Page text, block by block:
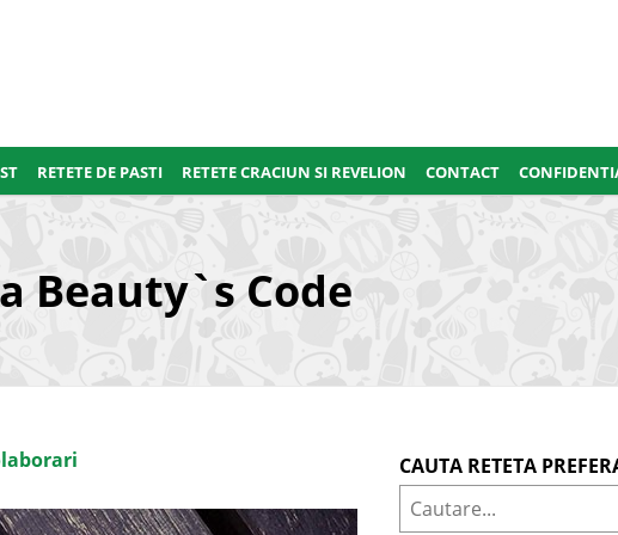
RETETE DE PASTI RETETE CRACIUN SI REVELION CONTACT
Beauty`s Code
CAUTA RETETA